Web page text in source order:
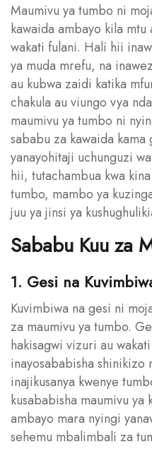
Maumivu ya tumbo ni
kawaida ambayo kila mtu
wakati fulani. Hali hii
ya muda mrefu, na
au kubwa zaidi katika
chakula au viungo vya
maumivu ya tumbo ni
sababu za kawaida
yanayohitaji uchunguzi
hii, tutachambua kwa
tumbo, mambo ya
juu ya jinsi ya
Sababu Kuu za
1. Gesi na
Kuvimbiwa na gesi ni
za maumivu ya tumbo.
hakisagwi vizuri au
inayosababisha shinikizo
inajikusanya kwenye
kusababisha maumivu ya
ambayo mara nyingi
sehemu mbalimbali za